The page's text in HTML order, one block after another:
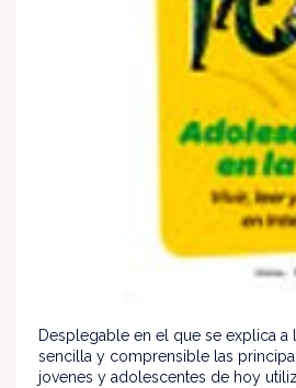
Desplegable en el que se explica a
sencilla y comprensible las
jovenes y adolescentes de hoy